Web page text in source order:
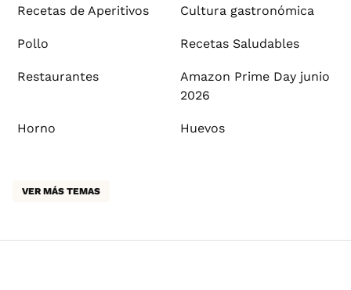
Recetas de Aperitivos Cultura gastronómica
Pollo Recetas Saludables
Restaurantes
Amazon Prime Day junio
2026
Horno Huevos
VER MÁS TEMAS